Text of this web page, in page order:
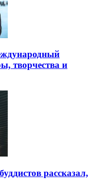
творчества и
рассказал,